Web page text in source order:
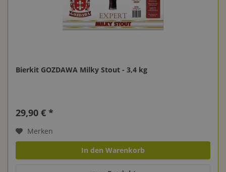
Bierkit GOZDAWA Milky Stout - 3,4 kg
29,90 € *
Merken
In den Warenkorb